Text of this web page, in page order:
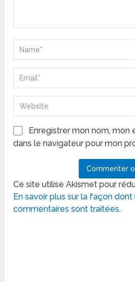
Enregistrer mon nom, mon
dans le navigateur pour mon
Ce site utilise Akismet pour
En savoir plus sur la façon
commentaires sont traitées.